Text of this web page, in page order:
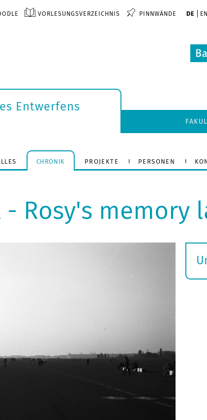
VORLESUNGSVERZEICHNIS PINNWÄNDE DE EN
Entwerfens
CHRONIK PROJEKTE PERSONEN
- Rosy's memory